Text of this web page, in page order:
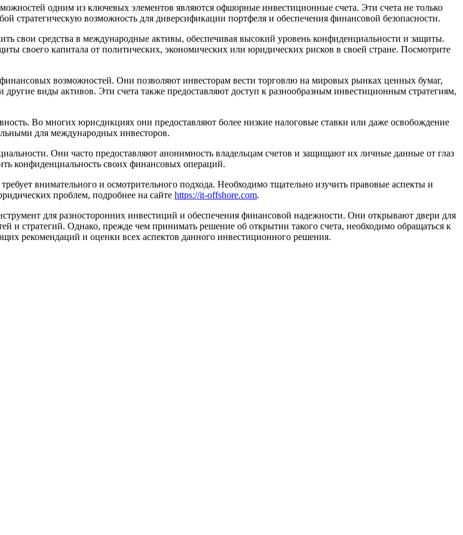
одним из ключевых элементов являются офшорные инвестиционные счета. Эти счета не только
стратегическую возможность для диверсификации портфеля и обеспечения финансовой безопасности.
свои средства в международные активы, обеспечивая высокий уровень конфиденциальности и защиты.
своего капитала от политических, экономических или юридических рисков в своей стране. Посмотрите
возможностей. Они позволяют инвесторам вести торговлю на мировых рынках ценных бумаг,
виды активов. Эти счета также предоставляют доступ к разнообразным инвестиционным стратегиям,
Во многих юрисдикциях они предоставляют более низкие налоговые ставки или даже освобождение
для международных инвесторов.
Они часто предоставляют анонимность владельцам счетов и защищают их личные данные от глаз
конфиденциальность своих финансовых операций.
внимательного и осмотрительного подхода. Необходимо тщательно изучить правовые аспекты и
проблем, подробнее на сайте https://it-offshore.com.
для разносторонних инвестиций и обеспечения финансовой надежности. Они открывают двери для
стратегий. Однако, прежде чем принимать решение об открытии такого счета, необходимо обращаться к
рекомендаций и оценки всех аспектов данного инвестиционного решения.